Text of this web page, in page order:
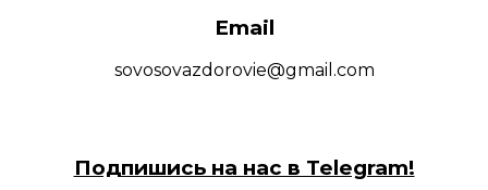
Email
sovosovazdorovie@gmail.com
Подпишись на нас в Telegram!